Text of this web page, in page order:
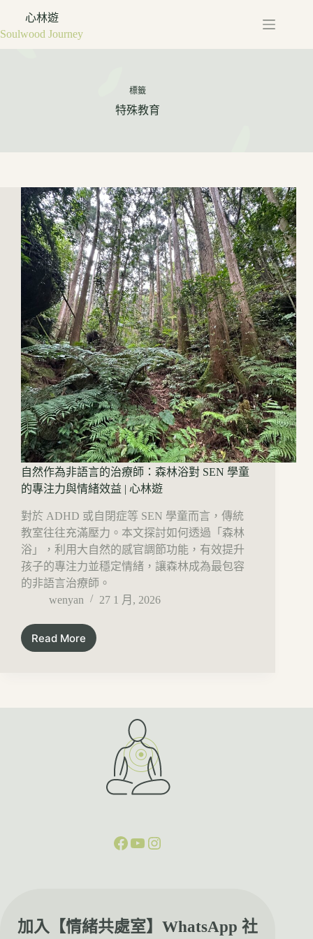
心林遊
Soulwood Journey
標籤
特殊教育
自然作為非語言的治療師：森林浴對 SEN 學童
的專注力與情緒效益 | 心林遊
對於 ADHD 或自閉症等 SEN 學童而言，傳統
教室往往充滿壓力。本文探討如何透過「森林
浴」，利用大自然的感官調節功能，有效提升
孩子的專注力並穩定情緒，讓森林成為最包容
的非語言治療師。
wenyan
27 1 月, 2026
Read More
加入【情緒共處室】WhatsApp 社